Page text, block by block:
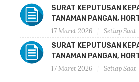
SURAT KEPUTUSAN
TANAMAN PANGAN,
17 Maret 2026
Setiap Saat
SURAT KEPUTUSAN
TANAMAN PANGAN,
17 Maret 2026
Setiap Saat